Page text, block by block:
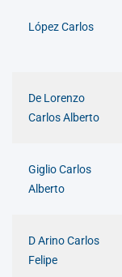
López Carlos
De Lorenzo
Carlos Alberto
Giglio Carlos
Alberto
D Arino Carlos
Felipe